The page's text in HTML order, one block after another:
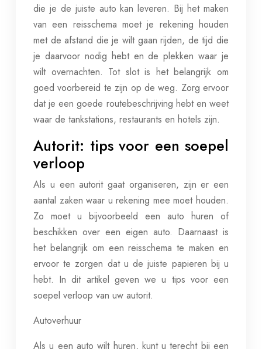
die je de juiste auto kan leveren. Bij het maken
van een reisschema moet je rekening houden
met de afstand die je wilt gaan rijden, de tijd die
je daarvoor nodig hebt en de plekken waar je
wilt overnachten. Tot slot is het belangrijk om
goed voorbereid te zijn op de weg. Zorg ervoor
dat je een goede routebeschrijving hebt en weet
waar de tankstations, restaurants en hotels zijn.
Autorit: tips voor een soepel
verloop
Als u een autorit gaat organiseren, zijn er een
aantal zaken waar u rekening mee moet houden.
Zo moet u bijvoorbeeld een auto huren of
beschikken over een eigen auto. Daarnaast is
het belangrijk om een reisschema te maken en
ervoor te zorgen dat u de juiste papieren bij u
hebt. In dit artikel geven we u tips voor een
soepel verloop van uw autorit.
Autoverhuur
Als u een auto wilt huren, kunt u terecht bij een